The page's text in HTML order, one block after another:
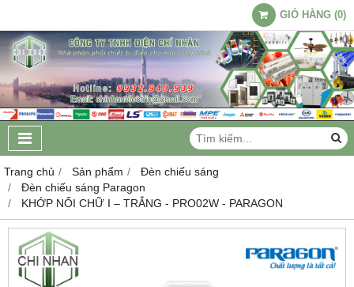
GIỎ HÀNG (0)
Trang chủ Sản phẩm
Đèn chiếu sáng
Đèn chiếu sáng Paragon
KHỚP NỐI CHỮ I – TRẮNG - PRO02W - PARAGON